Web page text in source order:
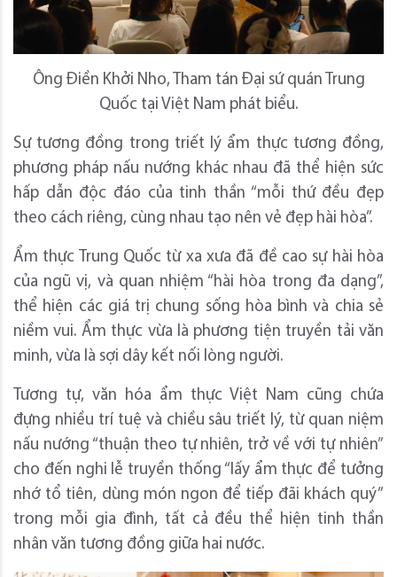
Ông Điền Khởi Nho, Tham tán Đại sứ quán Trung
Quốc tại Việt Nam phát biểu.
Sự tương đồng trong triết lý ẩm thực tương đồng,
phương pháp nấu nướng khác nhau đã thể hiện sức
hấp dẫn độc đáo của tinh thần “mỗi thứ đều đẹp
theo cách riêng, cùng nhau tạo nên vẻ đẹp hài hòa”.
Ẩm thực Trung Quốc từ xa xưa đã đề cao sự hài hòa
của ngũ vị, và quan nhiệm “hài hòa trong đa dạng”,
thể hiện các giá trị chung sống hòa bình và chia sẻ
niềm vui. Ẩm thực vừa là phương tiện truyền tải văn
minh, vừa là sợi dây kết nối lòng người.
Tương tự, văn hóa ẩm thực Việt Nam cũng chứa
đựng nhiều trí tuệ và chiều sâu triết lý, từ quan niệm
nấu nướng “thuận theo tự nhiên, trở về với tự nhiên”
cho đến nghi lễ truyền thống “lấy ẩm thực để tưởng
nhớ tổ tiên, dùng món ngon để tiếp đãi khách quý”
trong mỗi gia đình, tất cả đều thể hiện tinh thần
nhân văn tương đồng giữa hai nước.